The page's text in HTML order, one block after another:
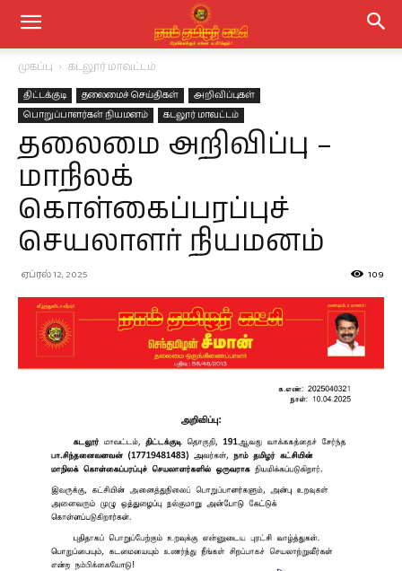
முகப்பு கடலூர் மாவட்டம்
திட்டக்குடி தலைமைச் செய்திகள்
அறிவிப்புகள்
பொறுப்பாளர்கள் நியமனம்
கடலூர் மாவட்டம்
தலைமை அறிவிப்பு –
மாநிலக்
கொள்கைப்பரப்புச்
செயலாளர் நியமனம்
ஏப்ரல் 12, 2025 109